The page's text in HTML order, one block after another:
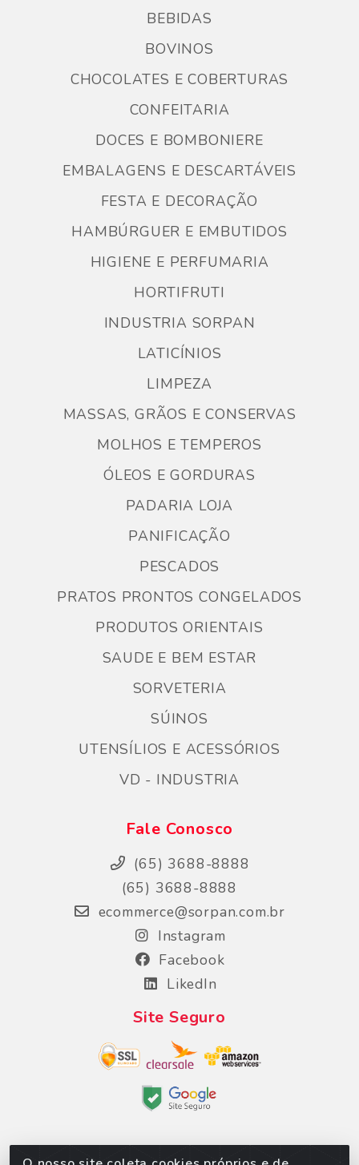
BEBIDAS
BOVINOS
CHOCOLATES E COBERTURAS
CONFEITARIA
DOCES E BOMBONIERE
EMBALAGENS E DESCARTÁVEIS
FESTA E DECORAÇÃO
HAMBÚRGUER E EMBUTIDOS
HIGIENE E PERFUMARIA
HORTIFRUTI
INDUSTRIA SORPAN
LATICÍNIOS
LIMPEZA
MASSAS, GRÃOS E CONSERVAS
MOLHOS E TEMPEROS
ÓLEOS E GORDURAS
PADARIA LOJA
PANIFICAÇÃO
PESCADOS
PRATOS PRONTOS CONGELADOS
PRODUTOS ORIENTAIS
SAUDE E BEM ESTAR
SORVETERIA
SÚINOS
UTENSÍLIOS E ACESSÓRIOS
VD - INDUSTRIA
Fale Conosco
(65) 3688-8888
(65) 3688-8888
ecommerce@sorpan.com.br
Instagram
Facebook
LikedIn
Site Seguro